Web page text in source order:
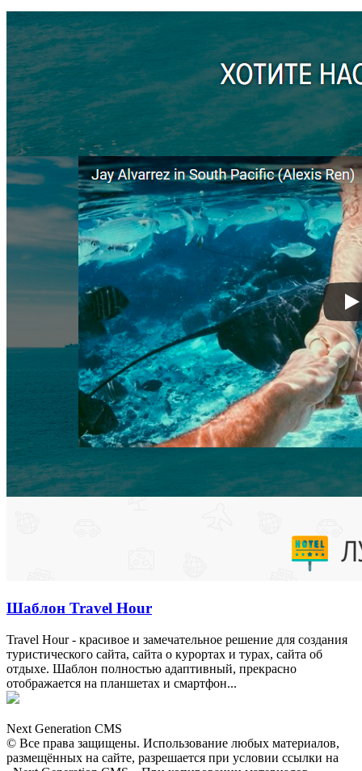
Шаблон Travel Hour
Travel Hour - красивое и замечательное решение для создания
туристического сайта, сайта о курортах и турах, сайта об
отдыхе. Шаблон полностью адаптивный, прекрасно
отображается на планшетах и смартфон...
Next Generation CMS
© Все права защищены. Использование любых материалов,
размещённых на сайте, разрешается при условии ссылки на